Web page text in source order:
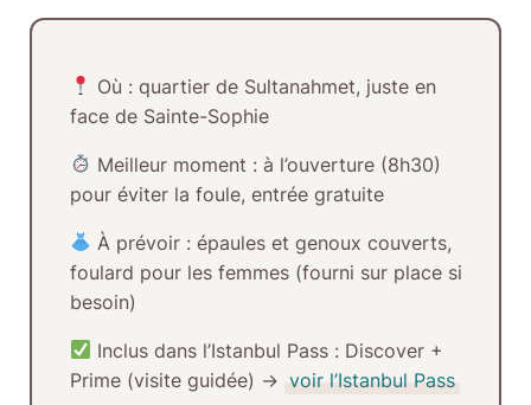
Où :quartier de Sultanahmet, juste en
face de Sainte-Sophie
Meilleur moment :à l’ouverture (8h30)
pour éviter la foule, entrée gratuite
À prévoir :épaules et genoux couverts,
foulard pour les femmes (fourni sur place si
besoin)
Inclus dans l’Istanbul Pass :Discover +
Prime (visite guidée) → voir l’Istanbul Pass